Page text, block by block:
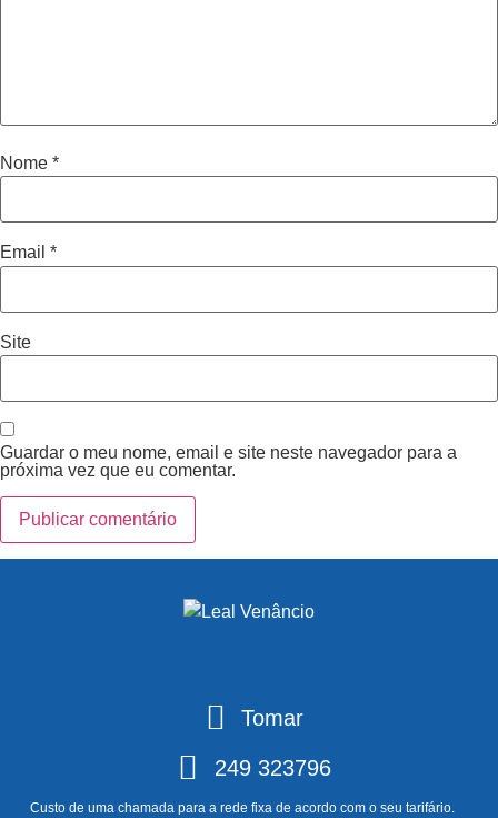
Nome *
Email *
Site
Guardar o meu nome, email e site neste navegador para a
próxima vez que eu comentar.
Tomar
249 323796
Custo de uma chamada para a rede fixa de acordo com o seu tarifário.